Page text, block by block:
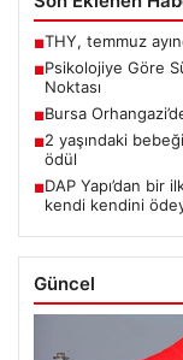
■THY, temmuz
■Psikolojiye Göre
Noktası
■Bursa
■2 yaşındaki
ödül
■DAP Yapı’dan
kendi kendini
Güncel